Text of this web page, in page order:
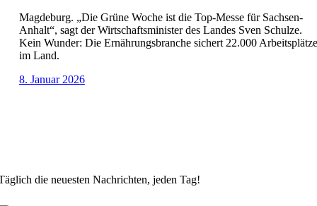
Magdeburg. „Die Grüne Woche ist die Top-Messe für Sachsen-
Anhalt“, sagt der Wirtschaftsminister des Landes Sven Schulze.
Kein Wunder: Die Ernährungsbranche sichert 22.000 Arbeitsplätze
im Land.
8. Januar 2026
die neuesten Nachrichten, jeden Tag!